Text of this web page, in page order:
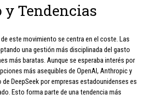
y Tendencias
este movimiento se centra en el coste. Las
una gestión más disciplinada del gasto
más baratas. Aunque se esperaba interés por
más asequibles de OpenAI, Anthropic y
DeepSeek por empresas estadounidenses es
Esto forma parte de una tendencia más